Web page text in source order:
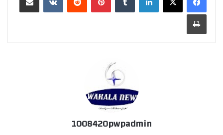
1008420pwpadmin